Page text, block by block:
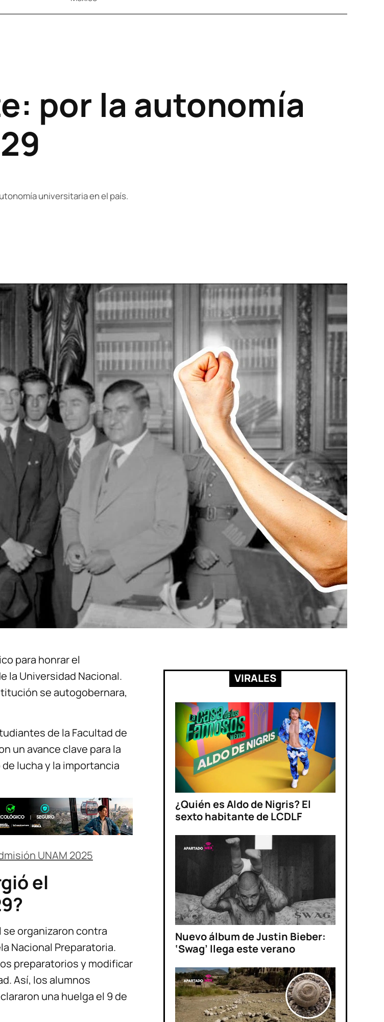
por la autonomía
universitaria en el país.
para honrar el
la Universidad Nacional.
se autogobernara,
de la Facultad de
un avance clave para la
lucha y la importancia
UNAM 2025
el
se organizaron contra
Nacional Preparatoria.
preparatorios y modificar
Así, los alumnos
una huelga el 9 de
VIRALES
¿Quién es Aldo de Nigris? El
sexto habitante de LCDLF
Nuevo álbum de Justin Bieber:
‘Swag’ llega este verano